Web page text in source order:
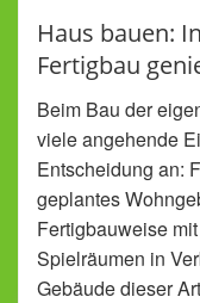
Haus bauen:
Fertigbau
Beim Bau der
viele angehende
Entscheidung an:
geplantes
Fertigbauweise
Spielräumen in
Gebäude dieser